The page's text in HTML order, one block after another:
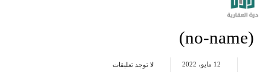
(no-name)
12 مايو، 2022 لا توجد تعليقات